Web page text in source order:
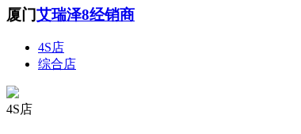
厦门艾瑞泽8经销商
4S店
综合店
4S店